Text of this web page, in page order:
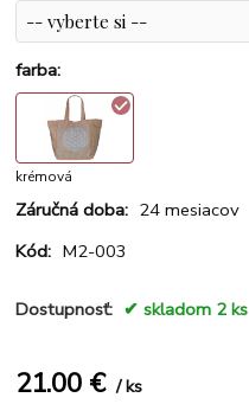
farba:
krémová
Záručná doba: 24 mesiacov
Kód: M2-003
Dostupnosť: skladom 2 ks
21.00 € ks